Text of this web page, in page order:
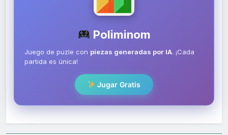
Poliminom
Juego de puzle con piezas generadas por IA. ¡Cada
partida es única!
Jugar Gratis